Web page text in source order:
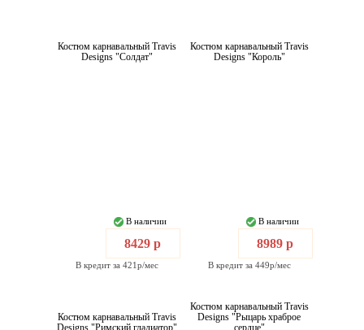
Костюм карнавальный Travis
Designs "Солдат"
В наличии
8429 р
В кредит за 421р/мес
Костюм карнавальный Travis
Designs "Король"
В наличии
8989 р
В кредит за 449р/мес
Костюм карнавальный Travis
Designs "Римский гладиатор"
Костюм карнавальный Travis
Designs "Рыцарь храброе
сердце"